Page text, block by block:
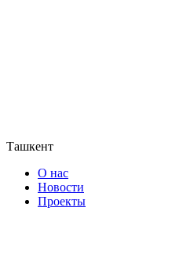
Ташкент
О нас
Новости
Проекты